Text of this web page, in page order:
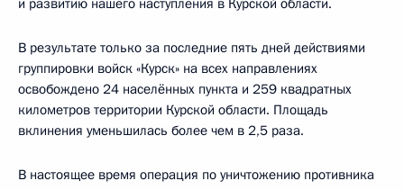
В результате только за последние пять дней действиями
группировки войск «Курск» на всех направлениях
освобождено 24 населённых пункта и 259 квадратных
километров территории Курской области. Площадь
вклинения уменьшилась более чем в 2,5 раза.
В настоящее время операция по уничтожению противника